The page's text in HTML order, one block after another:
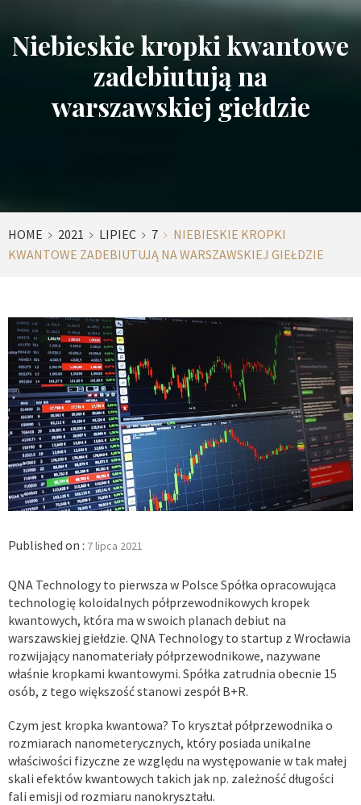
Niebieskie kropki kwantowe
zadebiutują na
warszawskiej giełdzie
HOME 2021 LIPIEC 7
NIEBIESKIE KROPKI
KWANTOWE ZADEBIUTUJĄ NA WARSZAWSKIEJ GIEŁDZIE
Published on : 7 lipca 2021
QNA Technology to pierwsza w Polsce Spółka opracowująca
technologię koloidalnych półprzewodnikowych kropek
kwantowych, która ma w swoich planach debiut na
warszawskiej giełdzie. QNA Technology to startup z Wrocławia
rozwijający nanomateriały półprzewodnikowe, nazywane
właśnie kropkami kwantowymi. Spółka zatrudnia obecnie 15
osób, z tego większość stanowi zespół B+R.
Czym jest kropka kwantowa? To kryształ półprzewodnika o
rozmiarach nanometerycznych, który posiada unikalne
właściwości fizyczne ze względu na występowanie w tak małej
skali efektów kwantowych takich jak np. zależność długości
fali emisji od rozmiaru nanokryształu.